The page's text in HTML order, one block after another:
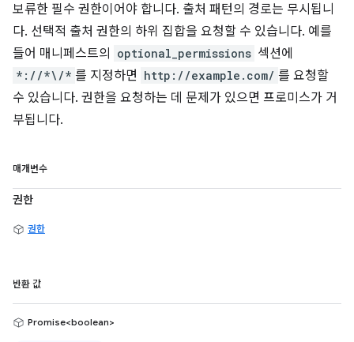
보류한 필수 권한이어야 합니다. 출처 패턴의 경로는 무시됩니
다. 선택적 출처 권한의 하위 집합을 요청할 수 있습니다. 예를
들어 매니페스트의
optional_permissions 섹션에
*://*\/* 를 지정하면 http://example.com/ 를 요청할
수 있습니다. 권한을 요청하는 데 문제가 있으면 프로미스가 거
부됩니다.
매개변수
권한
권한
반환 값
Promise<boolean>